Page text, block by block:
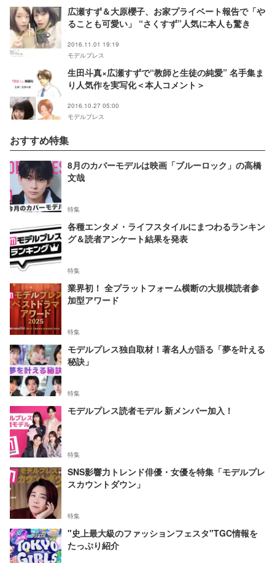
広瀬すず＆大原櫻子、お家プライベート報告で「や
ることも可愛い」 “さくすず”人気に本人も驚き
2016.11.01 19:19
モデルプレス
生田斗真×広瀬すずで“教師と生徒の純愛” 名手集ま
り人気作を実写化＜本人コメント＞
2016.10.27 05:00
モデルプレス
おすすめ特集
8月のカバーモデルは映画「ブルーロック」の高橋
文哉
特集
各種エンタメ・ライフスタイルにまつわるランキン
グ＆読者アンケート結果を発表
特集
業界初！ 全プラットフォーム横断の大規模読者参
加型アワード
特集
モデルプレス独自取材！著名人が語る「夢を叶える
秘訣」
特集
モデルプレス読者モデル 新メンバー加入！
特集
SNS影響力トレンド俳優・女優を特集「モデルプレ
スカウントダウン」
特集
"史上最大級のファッションフェスタ"TGC情報を
たっぷり紹介